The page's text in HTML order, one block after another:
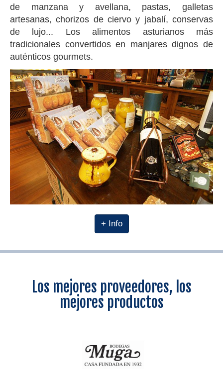
de manzana y avellana, pastas, galletas
artesanas, chorizos de ciervo y jabalí, conservas
de lujo... Los alimentos asturianos más
tradicionales convertidos en manjares dignos de
auténticos gourmets.
+ Info
Los mejores proveedores, los
mejores productos